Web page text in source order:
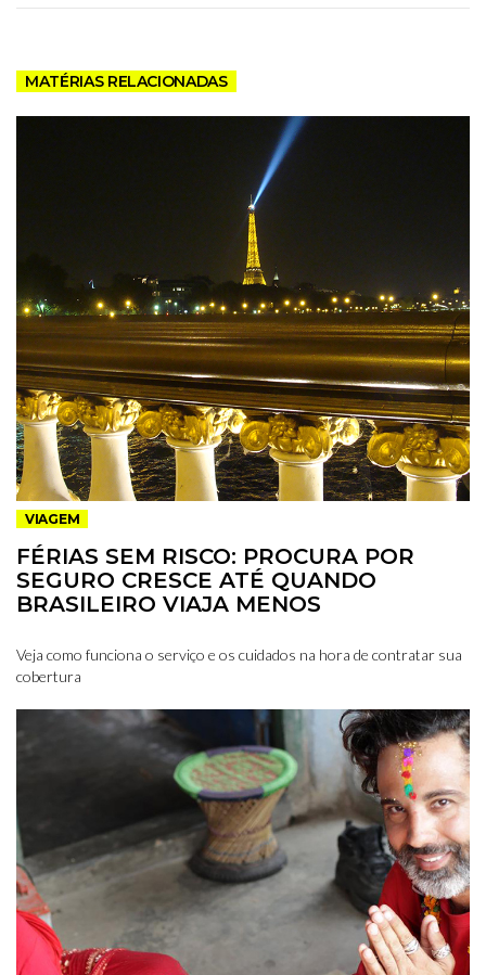
MATÉRIAS RELACIONADAS
VIAGEM
FÉRIAS SEM RISCO: PROCURA POR
SEGURO CRESCE ATÉ QUANDO
BRASILEIRO VIAJA MENOS
Veja como funciona o serviço e os cuidados na hora de contratar sua
cobertura